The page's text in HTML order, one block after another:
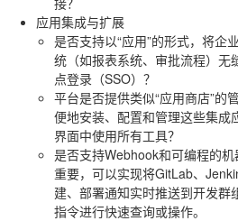
应用集成与扩展
是否支持以“应用”的形式，将企
统（如报表系统、审批流程）无
点登录（SSO）？
平台是否提供类似“应用商店”的
便地安装、配置和管理这些集成
界面中使用所有工具？
是否支持Webhook和可编程的
重要，可以实现将GitLab、
建、部署通知实时推送到开发群
指令进行快速查询或操作。